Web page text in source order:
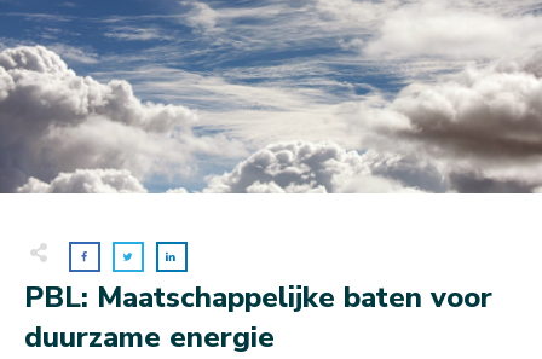
PBL: Maatschappelijke baten voor
duurzame energie